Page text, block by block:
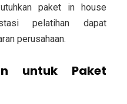
paket in house
pelatihan dapat
perusahaan.
untuk Paket